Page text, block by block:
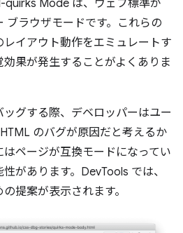
Mode は、ウェブ標準が
ブラウザモードです。これらの
イアウト動作をエミュレートす
果が発生することがよくありま
グする際、デベロッパーはユー
のバグが原因だと考えるか
ページが互換モードになってい
があります。DevTools では、
提案が表示されます。